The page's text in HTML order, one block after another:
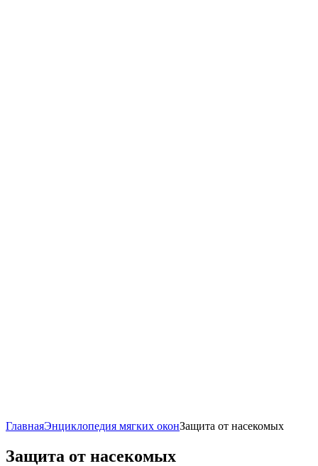
ГлавнаяЭнциклопедия мягких оконЗащита от насекомых
Защита от насекомых